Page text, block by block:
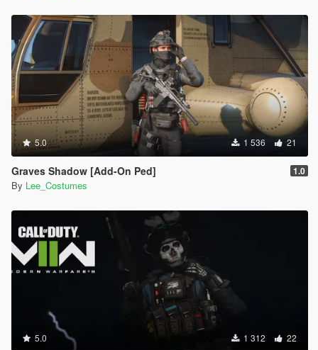
5.0 1 536 21
Graves Shadow [Add-On Ped] 1.0
By Lee_Costumes
5.0 1 312 22